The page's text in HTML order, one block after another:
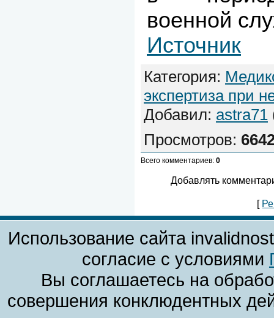
военной
Источник
Категория:
экспертиза при
Добавил: astra71
Просмотров:
Всего комментариев: 0
Добавлять
[
Использование сайта
согласие с условиями
Вы соглашаетесь на
совершения конклюдентных